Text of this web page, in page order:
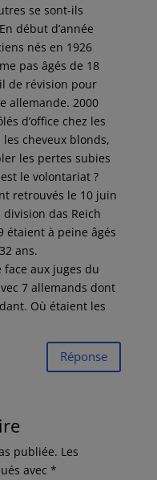
se sont-ils
début d’année
nés en 1926
pas âgés de 18
de révision pour
allemande. 2000
d’office chez les
les cheveux blonds,
les pertes subies
le volontariat ?
retrouvés le 10 juin
das Reich
étaient à peine âgés
ans.
aux juges du
7 allemands dont
Où étaient les
Réponse
publiée. Les
avec *